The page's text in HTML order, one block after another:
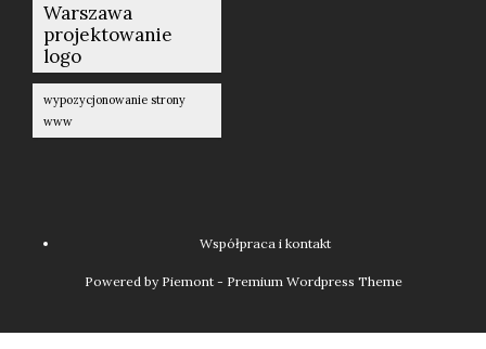
Warszawa
projektowanie
logo
wypozycjonowanie strony
www
Współpraca i kontakt
Powered by Piemont - Premium Wordpress Theme